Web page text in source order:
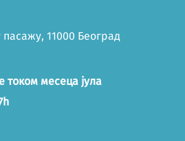
11000 Београд
месеца јула